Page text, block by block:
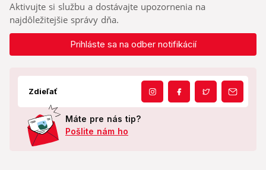
Aktivujte si službu a dostávajte upozornenia na
najdôležitejšie správy dňa.
Prihláste sa na odber notifikácií
Zdieľať
Máte pre nás tip?
Pošlite nám ho